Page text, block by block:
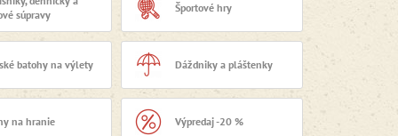
súpravy
Športové hry
batohy na výlety Dáždniky a pláštenky
na hranie Výpredaj -20 %